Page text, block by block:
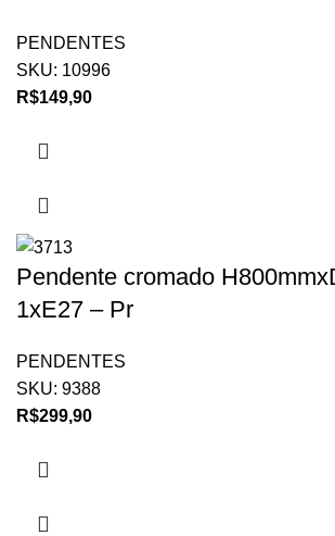
PENDENTES
SKU: 10996
R$149,90
Pendente cromado
1xE27 – Pr
PENDENTES
SKU: 9388
R$299,90